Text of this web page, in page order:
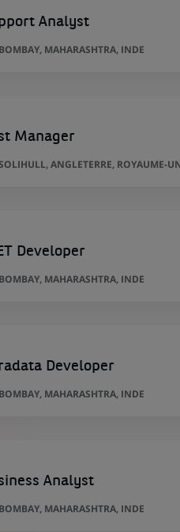
Analyst
BOMBAY, MAHARASHTRA, INDE
Manager
ANGLETERRE, ROYAUME-
Developer
BOMBAY, MAHARASHTRA, INDE
Developer
BOMBAY, MAHARASHTRA, INDE
Analyst
BOMBAY, MAHARASHTRA, INDE